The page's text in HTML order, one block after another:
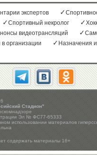
экспертов
Спортивный некролог
видеотрансляций
организации
Назначения и
Стадион"
Эл № ФС77-65333
использовании материалов
содержать материалы 16+